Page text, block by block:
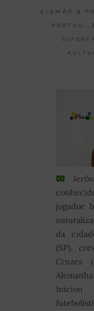
ALEMÃO &
PORTUG.
jogador
da
(SP),
Cruzes